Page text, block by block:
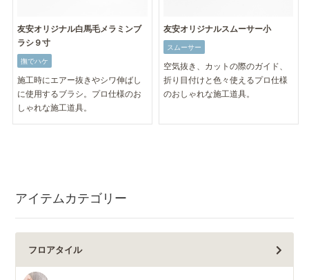
友安オリジナル白馬毛メラミンブ
ラシ９寸
撫でハケ
施工時にエアー抜きやシワ伸ばし
に使用するブラシ。プロ仕様のお
しゃれな施工道具。
友安オリジナルスムーサー小
スムーサー
空気抜き、カットの際のガイド、
折り目付けと色々使えるプロ仕様
のおしゃれな施工道具。
アイテムカテゴリー
フロアタイル